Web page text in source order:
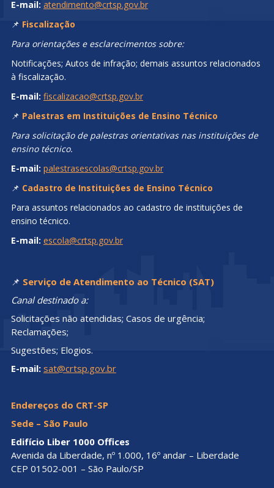
E-mail: atendimento@crtsp.gov.br
📌 Fiscalização
Para orientações e esclarecimentos sobre:
Notificações; Autos de infração; demais assuntos relacionados
à fiscalização.
E-mail: fiscalizacao@crtsp.gov.br
📌 Palestras em Instituições de Ensino Técnico
Para solicitação de palestras orientativas nas instituições de
ensino técnico.
E-mail: palestrasescolas@crtsp.gov.br
📌 Cadastro de Instituições de Ensino Técnico
Para assuntos relacionados ao cadastro de instituições de
ensino técnico.
E-mail: escola@crtsp.gov.br
📌 Serviço de Atendimento ao Técnico (SAT)
Canal destinado a:
Solicitações não atendidas; Casos de urgência;
Reclamações;
Sugestões; Elogios.
E-mail: sat@crtsp.gov.br
Endereços do CRT-SP
Sede – São Paulo
Edifício Liber 1000 Offices
Avenida da Liberdade, nº 1.000, 16º andar – Liberdade
CEP 01502-001 – São Paulo/SP